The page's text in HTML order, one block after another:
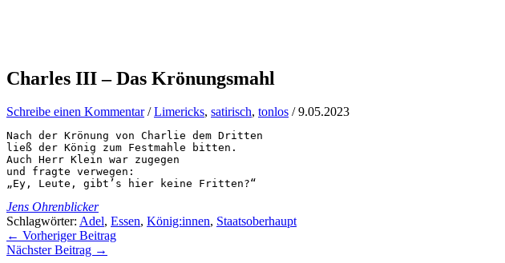
Charles III – Das Krönungsmahl
Schreibe einen Kommentar /Limericks, satirisch, tonlos /9.05.2023
Nach der Krönung von Charlie dem Dritten
ließ der König zum Festmahle bitten.
Auch Herr Klein war zugegen
und fragte verwegen:
„Ey, Leute, gibt’s hier keine Fritten?“
Jens Ohrenblicker
Schlagwörter: Adel, Essen, König:innen, Staatsoberhaupt
← Vorheriger Beitrag
Nächster Beitrag →